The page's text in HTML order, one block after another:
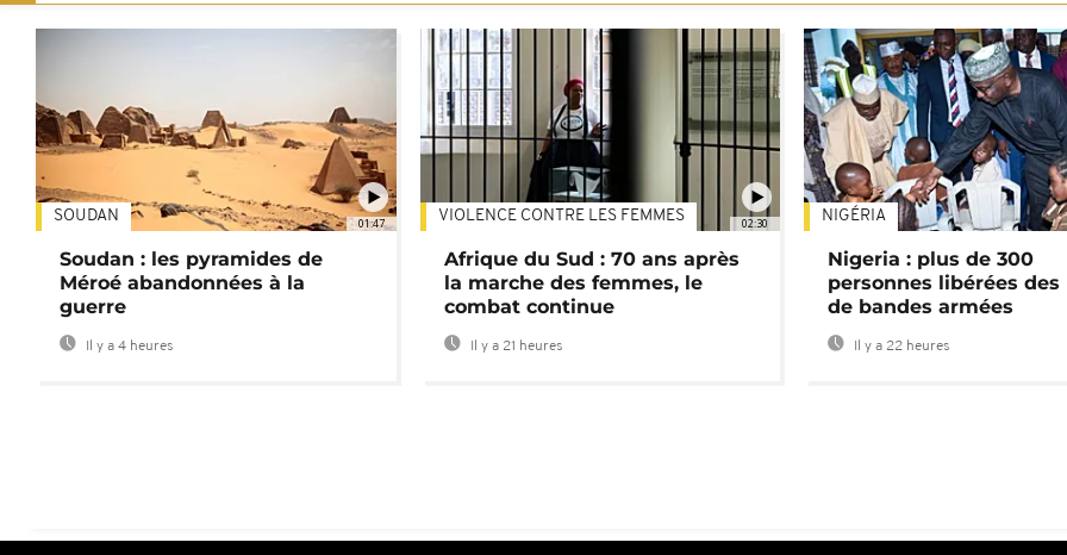
01:47
SOUDAN
Soudan : les pyramides de
Méroé abandonnées à la
guerre
Il y a 4 heures
02:30
VIOLENCE CONTRE LES FEMMES
Afrique du Sud : 70 ans après
la marche des femmes, le
combat continue
Il y a 21 heures
NIGÉRIA
Nigeria : plus de 300
personnes libérées des
de bandes armées
Il y a 22 heures